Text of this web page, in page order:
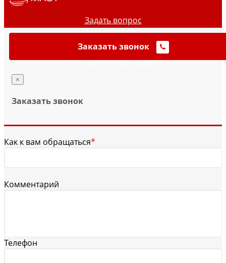
Задать вопрос
Заказать звонок
MAST © 2020-2026
×
Заказать звонок
Как к вам обращаться*
Комментарий
Телефон